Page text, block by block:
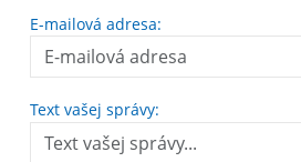
E-mailová adresa:
Text vašej správy: